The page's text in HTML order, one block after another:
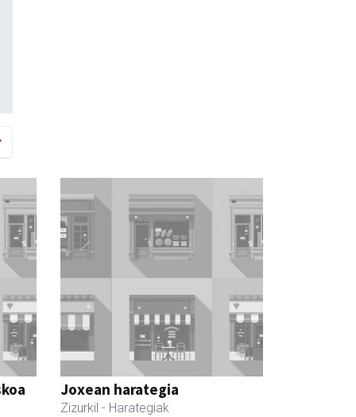
Joxean harategia
Zizurkil - Harategiak